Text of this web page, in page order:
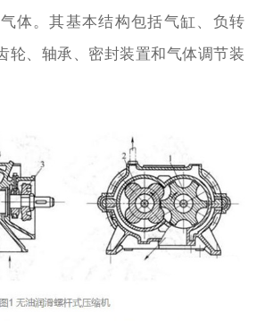
体。其基本结构包括气缸、负转
轮、轴承、密封装置和气体调节装